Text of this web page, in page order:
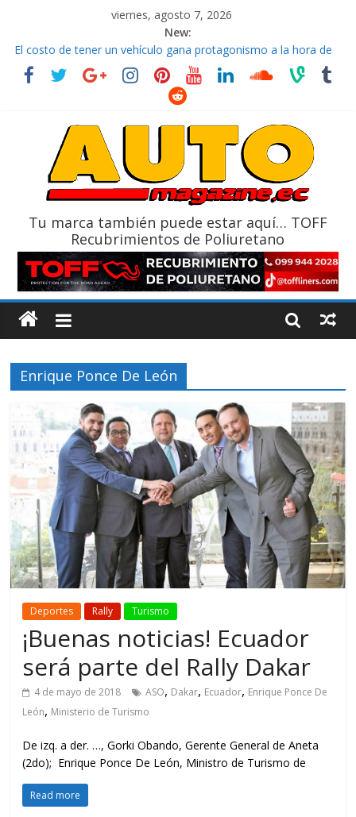
viernes, agosto 7, 2026
New:
El costo de tener un vehículo gana protagonismo a la hora de
decidir
Ultima película ‘Spider‑Man: Brand New Day’ pone en escena a
La Vuelta al Ecuador 2026, edición 47ª, recorre 7 provincias en 8
La FEDAK recibe 12 Sinotruk Bolden para cubrir las rutas de La
Tu marca también puede estar aquí… TOFF
Recubrimientos de Poliuretano
Enrique Ponce De León
Deportes Rally Turismo
¡Buenas noticias! Ecuador
será parte del Rally Dakar
4 de mayo de 2018 ASO, Dakar, Ecuador, Enrique Ponce De
León, Ministerio de Turismo
De izq. a der. …, Gorki Obando, Gerente General de Aneta
(2do); Enrique Ponce De León, Ministro de Turismo de
Read more